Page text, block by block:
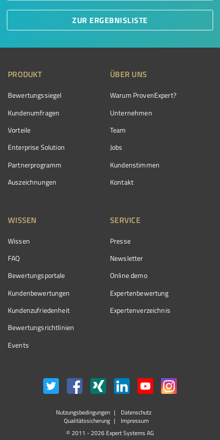
ZUR ERGEBNISLISTE
PRODUKT
Bewertungssiegel
Kundenumfragen
Vorteile
Enterprise Solution
Partnerprogramm
Auszeichnungen
ÜBER UNS
Warum ProvenExpert?
Unternehmen
Team
Jobs
Kundenstimmen
Kontakt
WISSEN
Wissen
FAQ
Bewertungsportale
Kundenbewertungen
Kundenzufriedenheit
Bewertungs­richtlinien
Events
SERVICE
Presse
Newsletter
Online demo
Expertenbewertung
Expertenverzeichnis
Nutzungsbedingungen
Datenschutz
Qualitätssicherung
Impressum
© 2011 - 2026 Expert Systems AG